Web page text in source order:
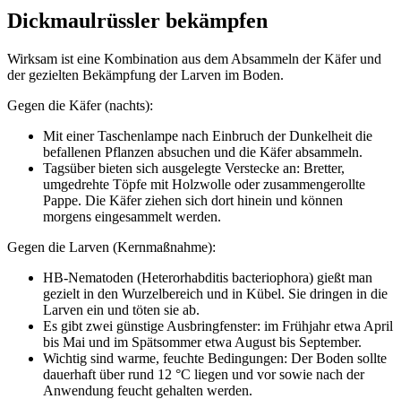
Dickmaulrüssler bekämpfen
Wirksam ist eine Kombination aus dem Absammeln der Käfer und
der gezielten Bekämpfung der Larven im Boden.
Gegen die Käfer (nachts):
Mit einer Taschenlampe nach Einbruch der Dunkelheit die
befallenen Pflanzen absuchen und die Käfer absammeln.
Tagsüber bieten sich ausgelegte Verstecke an: Bretter,
umgedrehte Töpfe mit Holzwolle oder zusammengerollte
Pappe. Die Käfer ziehen sich dort hinein und können
morgens eingesammelt werden.
Gegen die Larven (Kernmaßnahme):
HB-Nematoden (Heterorhabditis bacteriophora) gießt man
gezielt in den Wurzelbereich und in Kübel. Sie dringen in die
Larven ein und töten sie ab.
Es gibt zwei günstige Ausbringfenster: im Frühjahr etwa April
bis Mai und im Spätsommer etwa August bis September.
Wichtig sind warme, feuchte Bedingungen: Der Boden sollte
dauerhaft über rund 12 °C liegen und vor sowie nach der
Anwendung feucht gehalten werden.